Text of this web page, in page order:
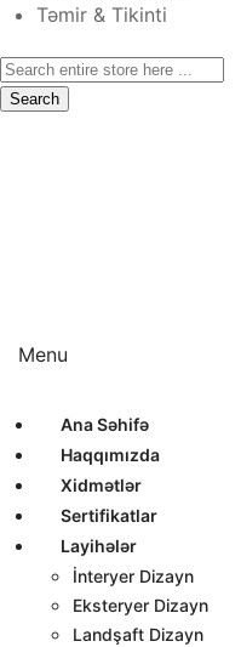
Təmir & Tikinti
Search
Menu
Ana Səhifə
Haqqımızda
Xidmətlər
Sertifikatlar
Layihələr
İnteryer Dizayn
Eksteryer Dizayn
Landşaft Dizayn